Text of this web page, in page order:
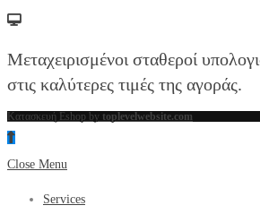
Μεταχειρισμένοι σταθεροί
στις καλύτερες τιμές της αγοράς.
Κατασκευή Eshop by toplevelwebsite.com
Close Menu
Services